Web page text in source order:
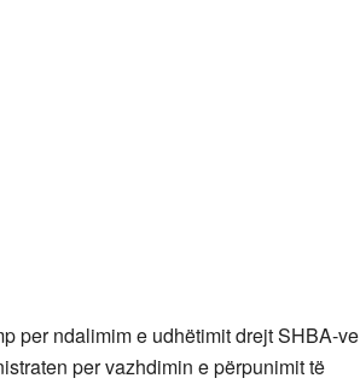
per ndalimim e udhëtimit drejt SHBA-ve
per vazhdimin e përpunimit të